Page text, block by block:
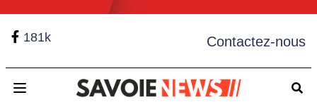
181k Contactez-nous
Open main menu